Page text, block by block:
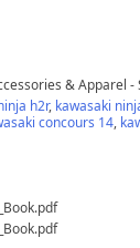
& Apparel
h2r, kawasaki
concours 14,